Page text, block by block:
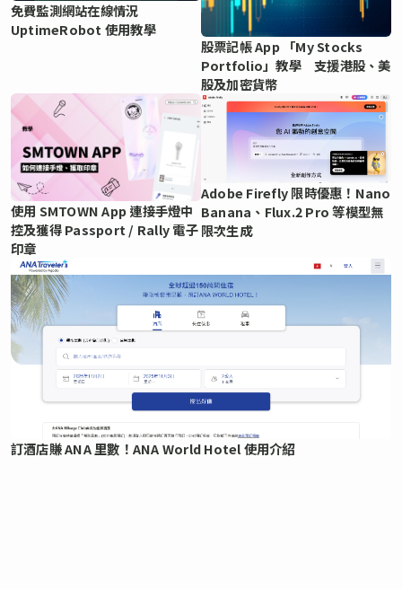
免費監測網站在線情況
UptimeRobot 使用教學
股票記帳 App 「My Stocks
Portfolio」教學 支援港股、美
股及加密貨幣
使用 SMTOWN App 連接手燈中
控及獲得 Passport / Rally 電子
印章
Adobe Firefly 限時優惠！Nano
Banana、Flux.2 Pro 等模型無
限次生成
訂酒店賺 ANA 里數！ANA World Hotel 使用介紹